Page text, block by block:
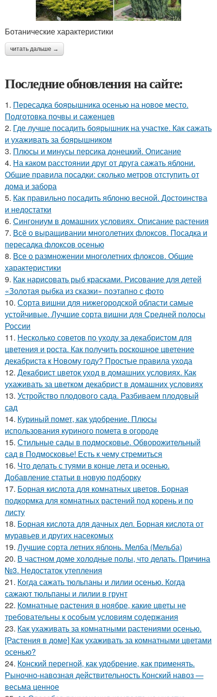
Ботанические характеристики
читать дальше →
Последние обновления на сайте:
1. Пересадка боярышника осенью на новое место.
Подготовка почвы и саженцев
2. Где лучше посадить боярышник на участке. Как сажать
и ухаживать за боярышником
3. Плюсы и минусы персика донецкий. Описание
4. На каком расстоянии друг от друга сажать яблони.
Общие правила посадки: сколько метров отступить от
дома и забора
5. Как правильно посадить яблоню весной. Достоинства
и недостатки
6. Сингониум в домашних условиях. Описание растения
7. Всё о выращивании многолетних флоксов. Посадка и
пересадка флоксов осенью
8. Все о размножении многолетних флоксов. Общие
характеристики
9. Как нарисовать рыб красками. Рисование для детей
«Золотая рыбка из сказки» поэтапно с фото
10. Сорта вишни для нижегородской области самые
устойчивые. Лучшие сорта вишни для Средней полосы
России
11. Несколько советов по уходу за декабристом для
цветения и роста. Как получить роскошное цветение
декабриста к Новому году? Простые правила ухода
12. Декабрист цветок уход в домашних условиях. Как
ухаживать за цветком декабрист в домашних условиях
13. Устройство плодового сада. Разбиваем плодовый
сад
14. Куриный помет, как удобрение. Плюсы
использования куриного помета в огороде
15. Стильные сады в подмосковье. Обворожительный
сад в Подмосковье! Есть к чему стремиться
16. Что делать с туями в конце лета и осенью.
Добавление статьи в новую подборку
17. Борная кислота для комнатных цветов. Борная
подкормка для комнатных растений под корень и по
листу
18. Борная кислота для дачных дел. Борная кислота от
муравьев и других насекомых
19. Лучшие сорта летних яблонь. Мелба (Мельба)
20. В частном доме холодные полы, что делать. Причина
№3. Недостаток утепления
21. Когда сажать тюльпаны и лилии осенью. Когда
сажают тюльпаны и лилии в грунт
22. Комнатные растения в ноябре, какие цветы не
требовательны к особым условиям содержания
23. Как ухаживать за комнатными растениями осенью.
[Растения в доме] Как ухаживать за комнатными цветами
осенью?
24. Конский перегной, как удобрение, как применять.
Рыночно-навозная действительность Конский навоз —
весьма ценное